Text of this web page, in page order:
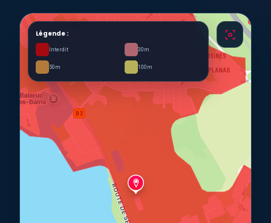
Légende :
Interdit 30m
50m 100m